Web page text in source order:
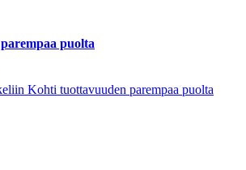
puolta
Kohti tuottavuuden parempaa puolta